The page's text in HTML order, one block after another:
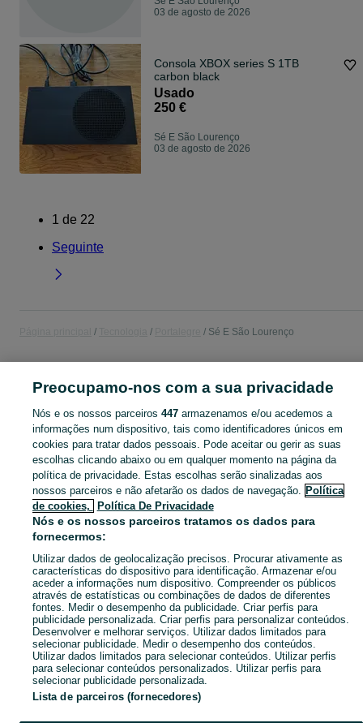
03 de agosto de 2026
Consola XBOX series S 1TB
carbon black
Usado
250 €
Sé E São Lourenço
03 de agosto de 2026
1 de 22
Seguinte
Sé E São Lourenço
CATEGORIA
Tecnologia, Informática, Electrónica Sé E São Lourenço - Videojogos, Consolas, TV, Computadores. Veja os anúncios ou publique o seu anúncio no OLX Portugal. Mostrar
Mapa do site
Mapa das freguesias
Mapa de mini-sites
Pesquisas populares
Preocupamo-nos com a sua privacidade
Nós e os nossos parceiros 447armazenamos e/ou acedemos a
informações num dispositivo, tais como identificadores únicos em
cookies para tratar dados pessoais. Pode aceitar ou gerir as suas
escolhas clicando abaixo ou em qualquer momento na página da
política de privacidade. Estas escolhas serão sinalizadas aos
nossos parceiros e não afetarão os dados de navegação. Política
de cookies,
Política De Privacidade
Nós e os nossos parceiros tratamos os dados para
fornecermos:
Utilizar dados de geolocalização precisos. Procurar ativamente as
características do dispositivo para identificação. Armazenar e/ou
aceder a informações num dispositivo. Compreender os públicos
através de estatísticas ou combinações de dados de diferentes
fontes. Medir o desempenho da publicidade. Criar perfis para
publicidade personalizada. Criar perfis para personalizar conteúdos.
Desenvolver e melhorar serviços. Utilizar dados limitados para
selecionar publicidade. Medir o desempenho dos conteúdos.
Utilizar dados limitados para selecionar conteúdos. Utilizar perfis
para selecionar conteúdos personalizados. Utilizar perfis para
selecionar publicidade personalizada.
Lista de parceiros (fornecedores)